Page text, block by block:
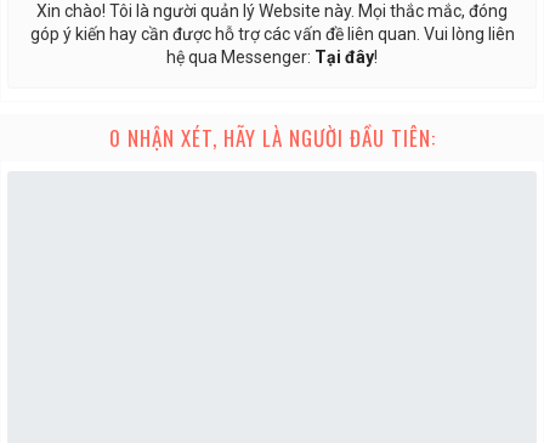
Xin chào! Tôi là người quản lý Website này. Mọi thắc mắc, đóng
góp ý kiến hay cần được hỗ trợ các vấn đề liên quan. Vui lòng liên
hệ qua Messenger: Tại đây!
0 NHẬN XÉT, HÃY LÀ NGƯỜI ĐẦU TIÊN: